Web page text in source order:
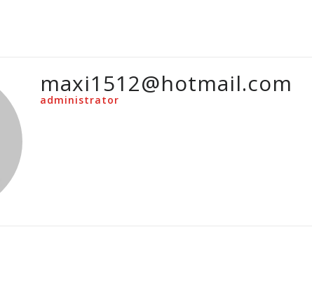
maxi1512@hotmail.com
administrator